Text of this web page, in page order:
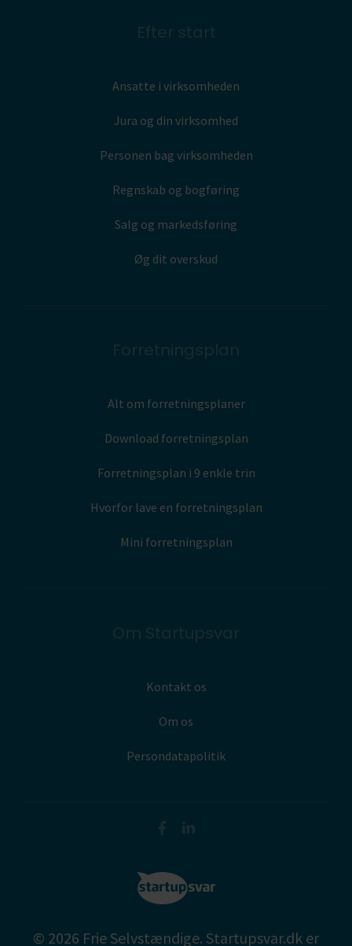
Efter start
Ansatte i virksomheden
Jura og din virksomhed
Personen bag virksomheden
Regnskab og bogføring
Salg og markedsføring
Øg dit overskud
Forretningsplan
Alt om forretningsplaner
Download forretningsplan
Forretningsplan i 9 enkle trin
Hvorfor lave en forretningsplan
Mini forretningsplan
Om Startupsvar
Kontakt os
Om os
Persondatapolitik
© 2026 Frie Selvstændige. Startupsvar.dk er